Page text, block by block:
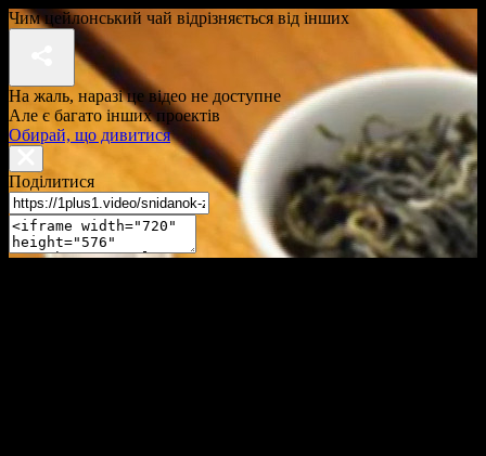
Чим цейлонський чай відрізняється від інших
На жаль, наразі це відео не доступне
Але є багато інших проектів
Обирай, що дивитися
Поділитися